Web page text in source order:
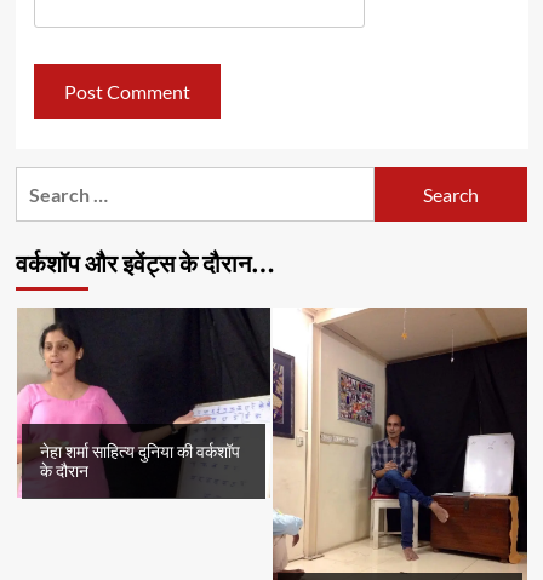
वर्कशॉप और इवेंट्स के दौरान…
नेहा शर्मा साहित्य दुनिया की वर्कशॉप
के दौरान